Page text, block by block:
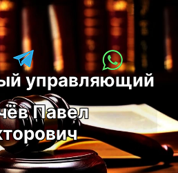
управляющий
Павел